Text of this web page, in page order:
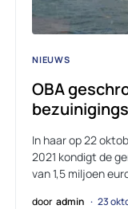
NIEUWS
OBA
In haar op 22
2021 kondigt de
van 1,5 miljoen
door admin 23